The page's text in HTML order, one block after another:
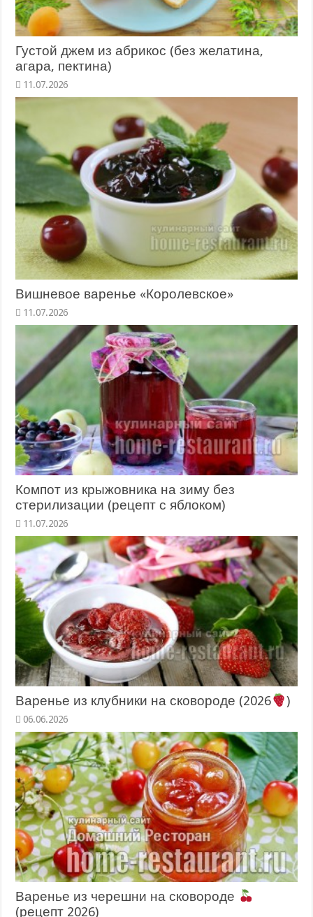
Густой джем из абрикос (без желатина,
агара, пектина)
11.07.2026
Вишневое варенье «Королевское»
11.07.2026
Компот из крыжовника на зиму без
стерилизации (рецепт с яблоком)
11.07.2026
Варенье из клубники на сковороде (2026 )
06.06.2026
Варенье из черешни на сковороде
(рецепт 2026)